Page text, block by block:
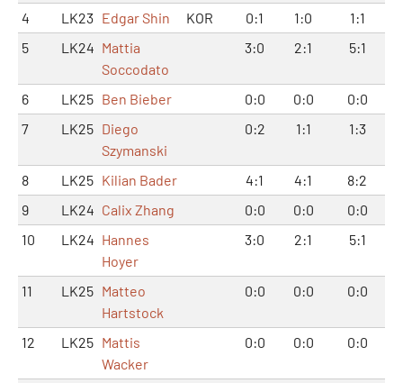
4 LK23 Edgar Shin KOR 0:1 1:0
1:1
5
LK24 Mattia
Soccodato
3:0 2:1 5:1
6 LK25 Ben Bieber 0:0 0:0
0:0
7
LK25 Diego
Szymanski
0:2 1:1 1:3
8 LK25 Kilian Bader 4:1 4:1
8:2
9
LK24 Calix Zhang 0:0 0:0
0:0
10
LK24 Hannes
Hoyer
3:0 2:1 5:1
11 LK25 Matteo
Hartstock
0:0 0:0 0:0
12 LK25 Mattis
Wacker
0:0 0:0 0:0